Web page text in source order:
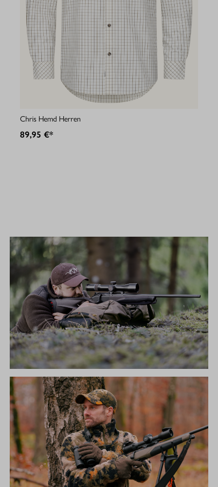
Chris Hemd Herren
89,95 €*
R8 ULTIMATE